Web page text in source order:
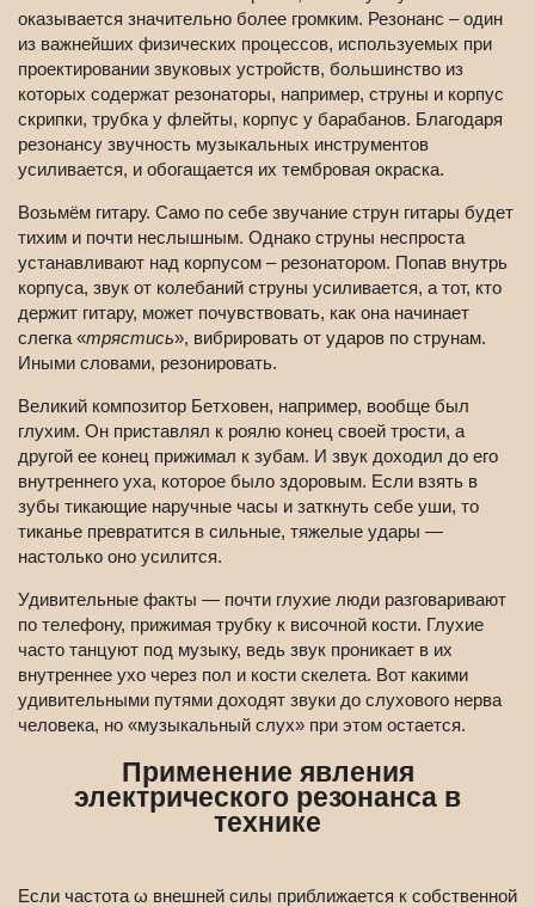
оказывается значительно более громким. Резонанс – один
из важнейших физических процессов, используемых при
проектировании звуковых устройств, большинство из
которых содержат резонаторы, например, струны и корпус
скрипки, трубка у флейты, корпус у барабанов. Благодаря
резонансу звучность музыкальных инструментов
усиливается, и обогащается их тембровая окраска.
Возьмём гитару. Само по себе звучание струн гитары будет
тихим и почти неслышным. Однако струны неспроста
устанавливают над корпусом – резонатором. Попав внутрь
корпуса, звук от колебаний струны усиливается, а тот, кто
держит гитару, может почувствовать, как она начинает
слегка «трястись», вибрировать от ударов по струнам.
Иными словами, резонировать.
Великий композитор Бетховен, например, вообще был
глухим. Он приставлял к роялю конец своей трости, а
другой ее конец прижимал к зубам. И звук доходил до его
внутреннего уха, которое было здоровым. Если взять в
зубы тикающие наручные часы и заткнуть себе уши, то
тиканье превратится в сильные, тяжелые удары —
настолько оно усилится.
Удивительные факты — почти глухие люди разговаривают
по телефону, прижимая трубку к височной кости. Глухие
часто танцуют под музыку, ведь звук проникает в их
внутреннее ухо через пол и кости скелета. Вот какими
удивительными путями доходят звуки до слухового нерва
человека, но «музыкальный слух» при этом остается.
Применение явления
электрического резонанса в
технике
Если частота ω внешней силы приближается к собственной